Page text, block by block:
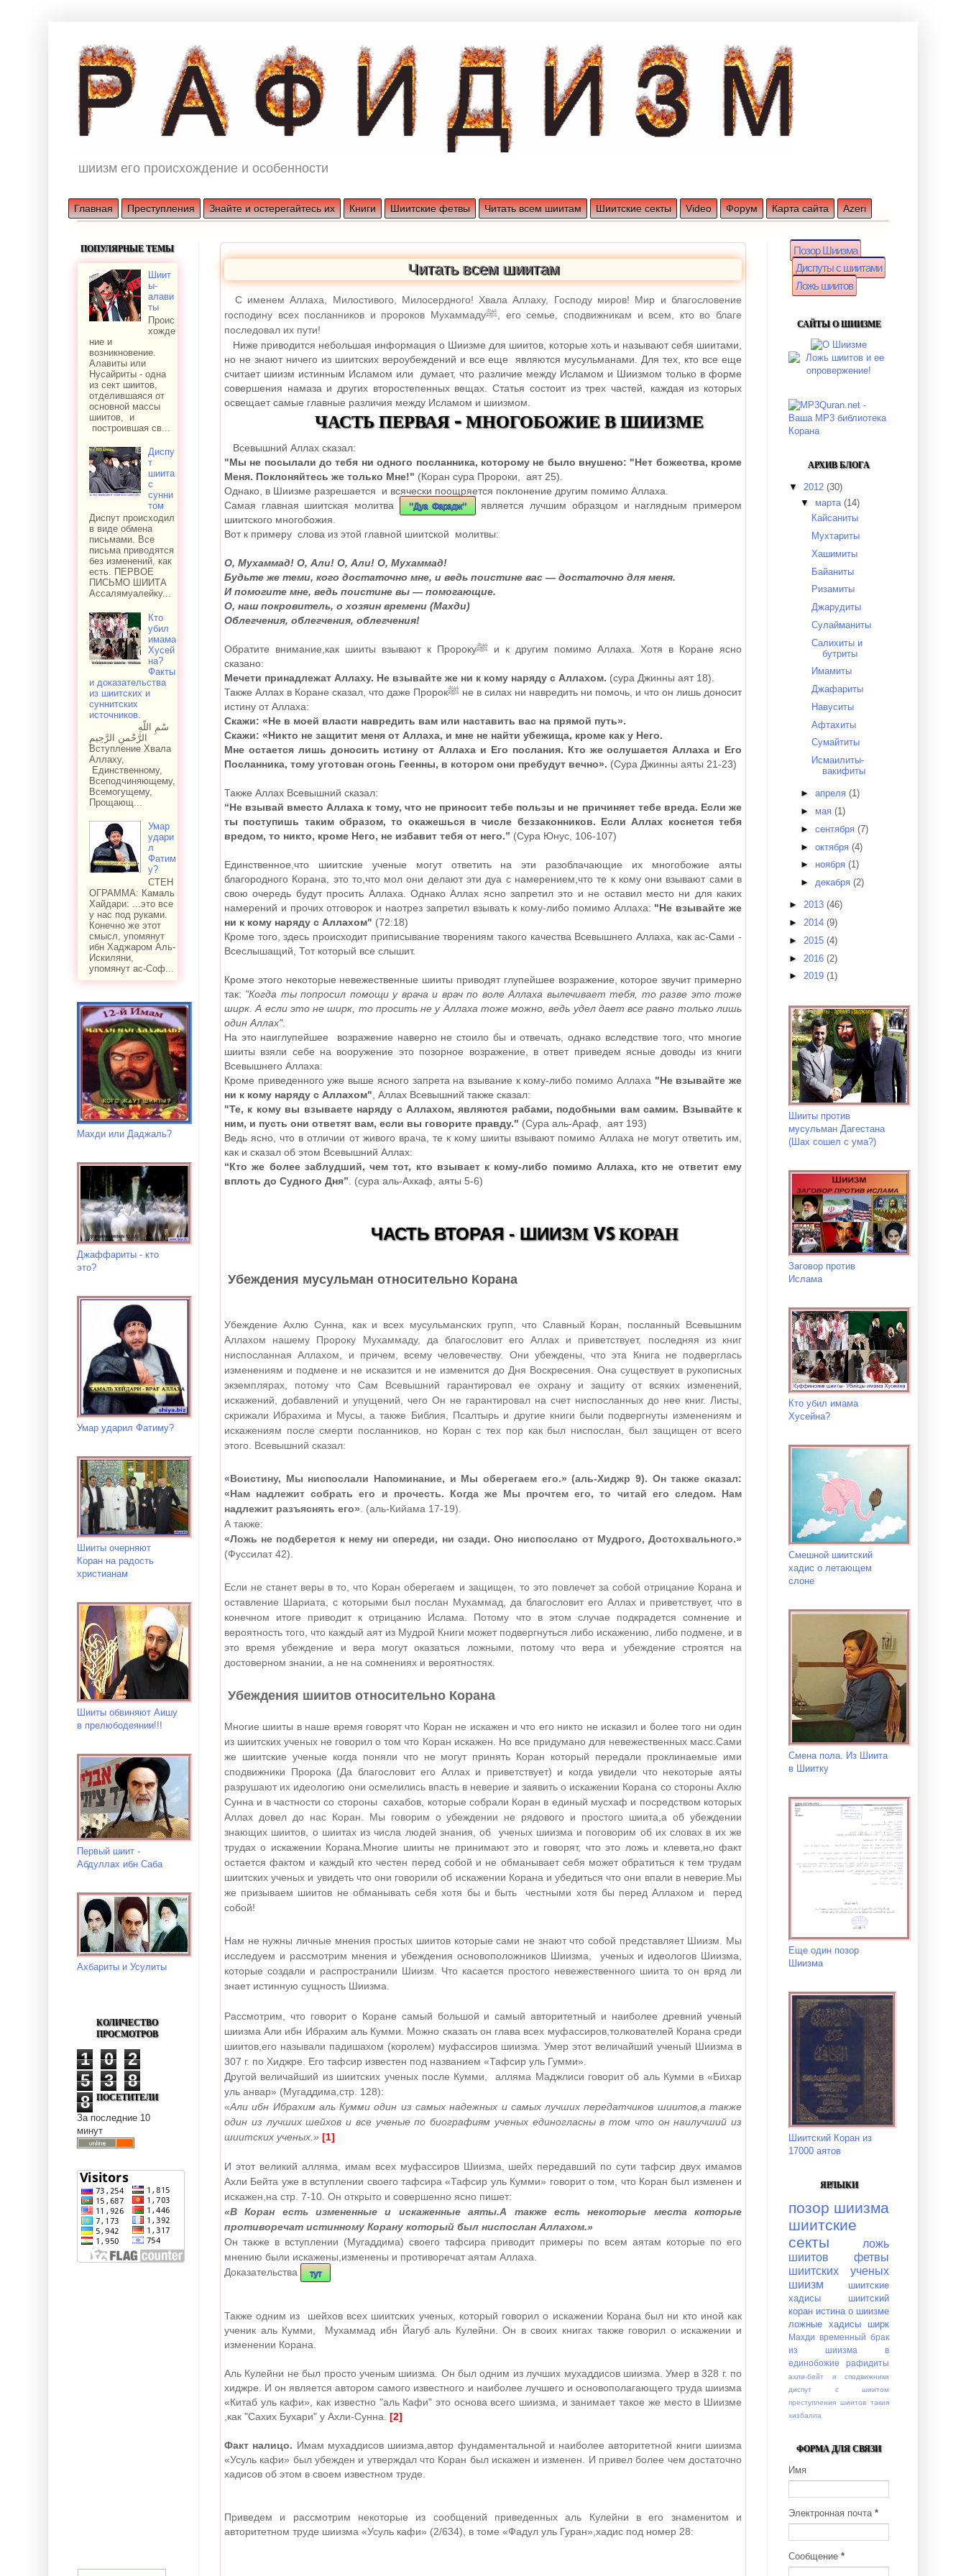
шиизм его происхождение и особенности
Главная Преступления Знайте и остерегайтесь их Книги Шиитские фетвы Читать всем шиитам Шиитские секты Video Форум Карта сайта Azeri
Читать всем шиитам
С именем Аллаха, Милостивого, Милосердного! Хвала Аллаху, Господу миров! Мир и благословение
господину всех посланников и пророков Мухаммадуﷺ , его семье, сподвижникам и всем, кто во благе
последовал их пути!
Ниже приводится небольшая информация о Шиизме для шиитов, которые хоть и называют себя шиитами,
но не знают ничего из шиитских вероубеждений и все еще являются мусульманами. Для тех, кто все еще
считает шиизм истинным Исламом или думает, что различие между Исламом и Шиизмом только в форме
совершения намаза и других второстепенных вещах. Статья состоит из трех частей, каждая из которых
освещает самые главные различия между Исламом и шиизмом.
ЧАСТЬ ПЕРВАЯ - МНОГОБОЖИЕ В ШИИЗМЕ
Всевышний Аллах сказал:
"Мы не посылали до тебя ни одного посланника, которому не было внушено: "Нет божества, кроме
Меня. Поклоняйтесь же только Мне!" (Коран сура Пророки, аят 25).
Однако, в Шиизме разрешается и всячески поощряется поклонение другим помимо Аллаха.
Самая главная шиитская молитва
"Дуа Фарадж"
является лучшим образцом и наглядным примером
шиитского многобожия.
Вот к примеру слова из этой главной шиитской молитвы:
О, Мухаммад! О, Али! О, Али! О, Мухаммад!
Будьте же теми, кого достаточно мне, и ведь поистине вас — достаточно для меня.
И помогите мне, ведь поистине вы — помогающие.
О, наш покровитель, о хозяин времени (Махди)
Облегчения, облегчения, облегчения!
Обратите внимание,как шииты взывают к Пророкуﷺ и к другим помимо Аллаха. Хотя в Коране ясно
сказано:
Мечети принадлежат Аллаху. Не взывайте же ни к кому наряду с Аллахом. (сура Джинны аят 18).
Также Аллах в Коране сказал, что даже Пророкﷺ не в силах ни навредить ни помочь, и что он лишь доносит
истину от Аллаха:
Скажи: «Не в моей власти навредить вам или наставить вас на прямой путь».
Скажи: «Никто не защитит меня от Аллаха, и мне не найти убежища, кроме как у Него.
Мне остается лишь доносить истину от Аллаха и Его послания. Кто же ослушается Аллаха и Его
Посланника, тому уготован огонь Геенны, в котором они пребудут вечно». (Сура Джинны аяты 21-23)
Также Аллах Всевышний сказал:
“Не взывай вместо Аллаха к тому, что не приносит тебе пользы и не причиняет тебе вреда. Если же
ты поступишь таким образом, то окажешься в числе беззаконников. Если Аллах коснется тебя
вредом, то никто, кроме Него, не избавит тебя от него.” (Сура Юнус, 106-107)
Единственное,что шиитские ученые могут ответить на эти разоблачающие их многобожие аяты
благородного Корана, это то,что мол они делают эти дуа с намерением,что те к кому они взывают сами в
свою очередь будут просить Аллаха. Однако Аллах ясно запретил это и не оставил место ни для каких
намерений и прочих отговорок и наотрез запретил взывать к кому-либо помимо Аллаха: "Не взывайте же
ни к кому наряду с Аллахом" (72:18)
Кроме того, здесь происходит приписывание творениям такого качества Всевышнего Аллаха, как ас-Сами -
Всеслышащий, Тот который все слышит.
Кроме этого некоторые невежественные шииты приводят глупейшее возражение, которое звучит примерно
так: "Когда ты попросил помощи у врача и врач по воле Аллаха вылечивает тебя, то разве это тоже
ширк. А если это не ширк, то просить не у Аллаха тоже можно, ведь удел дает все равно только лишь
один Аллах".
На это наиглупейшее возражение наверно не стоило бы и отвечать, однако вследствие того, что многие
шииты взяли себе на вооружение это позорное возражение, в ответ приведем ясные доводы из книги
Всевышнего Аллаха:
Кроме приведенного уже выше ясного запрета на взывание к кому-либо помимо Аллаха "Не взывайте же
ни к кому наряду с Аллахом" , Аллах Всевышний также сказал:
"Те, к кому вы взываете наряду с Аллахом, являются рабами, подобными вам самим. Взывайте к
ним, и пусть они ответят вам, если вы говорите правду." (Сура аль-Араф, аят 193)
Ведь ясно, что в отличии от живого врача, те к кому шииты взывают помимо Аллаха не могут ответить им,
как и сказал об этом Всевышний Аллах:
“Кто же более заблудший, чем тот, кто взывает к кому-либо помимо Аллаха, кто не ответит ему
вплоть до Судного Дня” . (сура аль-Ахкаф, аяты 5-6)
ЧАСТЬ ВТОРАЯ - ШИИЗМ VS КОРАН
Убеждения мусульман относительно Корана
Убеждение Ахлю Сунна, как и всех мусульманских групп, что Славный Коран, посланный Всевышним
Аллахом нашему Пророку Мухаммаду, да благословит его Аллах и приветствует, последняя из книг
ниспосланная Аллахом, и причем, всему человечеству. Они убеждены, что эта Книга не подверглась
изменениям и подмене и не исказится и не изменится до Дня Воскресения. Она существует в рукописных
экземплярах, потому что Сам Всевышний гарантировал ее охрану и защиту от всяких изменений,
искажений, добавлений и упущений, чего Он не гарантировал на счет ниспосланных до нее книг. Листы,
скрижали Ибрахима и Мусы, а также Библия, Псалтырь и другие книги были подвергнуты изменениям и
искажениям после смерти посланников, но Коран с тех пор как был ниспослан, был защищен от всего
этого. Всевышний сказал:
«Воистину, Мы ниспослали Напоминание, и Мы оберегаем его.» (аль-Хиджр 9). Он также сказал:
«Нам надлежит собрать его и прочесть. Когда же Мы прочтем его, то читай его следом. Нам
надлежит разъяснять его» . (аль-Кийама 17-19).
А также:
«Ложь не подберется к нему ни спереди, ни сзади. Оно ниспослано от Мудрого, Достохвального.»
(Фуссилат 42).
Если не станет веры в то, что Коран оберегаем и защищен, то это повлечет за собой отрицание Корана и
оставление Шариата, с которыми был послан Мухаммад, да благословит его Аллах и приветствует, что в
конечном итоге приводит к отрицанию Ислама. Потому что в этом случае подкрадется сомнение и
вероятность того, что каждый аят из Мудрой Книги может подвергнуться либо искажению, либо подмене, и в
это время убеждение и вера могут оказаться ложными, потому что вера и убеждение строятся на
достоверном знании, а не на сомнениях и вероятностях.
Убеждения шиитов относительно Корана
Многие шииты в наше время говорят что Коран не искажен и что его никто не исказил и более того ни один
из шиитских ученых не говорил о том что Коран искажен. Но все придумано для невежественных масс.Сами
же шиитские ученые когда поняли что не могут принять Коран который передали проклинаемые ими
сподвижники Пророка (Да благословит его Аллах и приветствует) и когда увидели что некоторые аяты
разрушают их идеологию они осмелились впасть в неверие и заявить о искажении Корана со стороны Ахлю
Сунна и в частности со стороны сахабов, которые собрали Коран в единый мусхаф и посредством которых
Аллах довел до нас Коран. Мы говорим о убеждении не рядового и простого шиита,а об убеждении
знающих шиитов, о шиитах из числа людей знания, об ученых шиизма и поговорим об их словах в их же
трудах о искажении Корана.Многие шииты не принимают это и говорят, что это ложь и клевета,но факт
остается фактом и каждый кто честен перед собой и не обманывает себя может обратиться к тем трудам
шиитских ученых и увидеть что они говорили об искажении Корана и убедиться что они впали в неверие.Мы
же призываем шиитов не обманывать себя хотя бы и быть честными хотя бы перед Аллахом и перед
собой!
Нам не нужны личные мнения простых шиитов которые сами не знают что собой представляет Шиизм. Мы
исследуем и рассмотрим мнения и убеждения основоположников Шиизма, ученых и идеологов Шиизма,
которые создали и распространили Шиизм. Что касается простого невежественного шиита то он вряд ли
знает истинную сущность Шиизма.
Рассмотрим, что говорит о Коране самый большой и самый авторитетный и наиболее древний ученый
шиизмаАли ибн Ибрахим аль Кумми . Можно сказать он глава всех муфассиров,толкователей Корана среди
шиитов,его называли падишахом (королем) муфассиров шиизма. Умер этот величайший ученый Шиизма в
307 г. по Хиджре. Его тафсир известен под названием «Тафсир уль Гумми».
Другой величайший из шиитских ученых после Кумми, алляма Маджлиси говорит об аль Кумми в «Бихар
уль анвар» (Мугаддима,стр. 128):
«Али ибн Ибрахим аль Кумми один из самых надежных и самых лучших передатчиков шиитов,а также
один из лучших шейхов и все ученые по биографиям ученых единогласны в том что он наилучший из
шиитских ученых.» [1]
И этот великий алляма, имам всех муфассиров Шиизма, шейх передавший по сути тафсир двух имамов
Ахли Бейта уже в вступлении своего тафсира «Тафсир уль Кумми» говорит о том, что Коран был изменен и
искажен,на стр. 7-10. Он открыто и совершенно ясно пишет:
«В Коран есть измененные и искаженные аяты.А также есть некоторые места которые
противоречат истинному Корану который был ниспослан Аллахом.»
Он также в вступлении (Мугаддима) своего тафсира приводит примеры по всем аятам которые по его
мнению были искажены,изменены и противоречат аятам Аллаха.
Доказательства
тут
Также одним из шейхов всех шиитских ученых, который говорил о искажении Корана был ни кто иной как
ученик аль Кумми, Мухаммад ибн Йагуб аль Кулейни. Он в своих книгах также говорил о искажении и
изменении Корана.
Аль Кулейни не был просто ученым шиизма. Он был одним из лучших мухаддисов шиизма. Умер в 328 г. по
хиджре. И он является автором самого известного и наиболее лучшего и основополагающего труда шиизма
«Китаб уль кафи», как известно "аль Кафи" это основа всего шиизма, и занимает такое же место в Шиизме
,как "Сахих Бухари" у Ахли-Сунна. [2]
Факт налицо. Имам мухаддисов шиизма,автор фундаментальной и наиболее авторитетной книги шиизма
«Усуль кафи» был убежден и утверждал что Коран был искажен и изменен. И привел более чем достаточно
хадисов об этом в своем известном труде.
Приведем и рассмотрим некоторые из сообщений приведенных аль Кулейни в его знаменитом и
авторитетном труде шиизма «Усуль кафи» (2/634), в томе «Фадул уль Гуран»,хадис под номер 28:
ПОПУЛЯРНЫЕ ТЕМЫ
Шиит
ы-
алави
ты
Проис
хожде
ние и
возникновение.
Алавиты или
Нусайриты - одна
из сект шиитов,
отделившаяся от
основной массы
шиитов, и
построившая св...
Диспу
т
шиита
с
сунни
том
Диспут происходил
в виде обмена
письмами. Все
письма приводятся
без изменений, как
есть. ПЕРВОЕ
ПИСЬМО ШИИТА
Ассалямуалейку...
Кто
убил
имама
Хусей
на?
Факты
и доказательства
из шиитских и
суннитских
источников.
الرَّحْمنِ الرَّحِيمِ
Вступление Хвала
Аллаху,
Единственному,
Всеподчиняющему,
Всемогущему,
Прощающ...
Умар
удари
л
Фатим
у?
СТЕН
ОГРАММА: Камаль
Хайдари: ...это все
у нас под руками.
Конечно же этот
смысл, упомянут
ибн Хаджаром Аль-
Искиляни,
упомянут ас-Соф...
Махди или Даджаль?
Джаффариты - кто
это?
Умар ударил Фатиму?
Шииты очерняют
Коран на радость
христианам
Шииты обвиняют Аишу
в прелюбодеянии!!!
Первый шиит -
Абдуллах ибн Саба
Ахбариты и Усулиты
КОЛИЧЕСТВО
ПРОСМОТРОВ
1 0
2
5
3
8
8
ПОСЕТИТЕЛИ
За последние 10
минут
Позор Шиизма
Диспуты с шиитами
Ложь шиитов
САЙТЫ О ШИИЗМЕ
АРХИВ БЛОГА
▼ 2012 (30)
▼ марта (14)
Кайсаниты
Мухтариты
Хашимиты
Байаниты
Ризамиты
Джарудиты
Сулайманиты
Салихиты и
бутриты
Имамиты
Джафариты
Навуситы
Афтахиты
Сумайтиты
Исмаилиты-
вакифиты
► апреля (1)
► мая (1)
► сентября (7)
► октября (4)
► ноября (1)
► декабря (2)
► 2013 (46)
► 2014 (9)
► 2015 (4)
► 2016 (2)
► 2019 (1)
Шииты против
мусульман Дагестана
(Шах сошел с ума?)
Заговор против
Ислама
Кто убил имама
Хусейна?
Смешной шиитский
хадис о летающем
слоне
Смена пола. Из Шиита
в Шиитку
Еще один позор
Шиизма
Шиитский Коран из
17000 аятов
ЯРЛЫКИ
позор шиизма
шиитские
секты
ложь
шиитов
фетвы
шиитских ученых
шиизм
шиитские
хадисы
шиитский
коран истина о шиизме
ложные хадисы
ширк
Махди временный брак
из шиизма в
единобожие
рафидиты
ахли-бейт и сподвижники
диспут с шиитом
преступления шиитов такия
хизбалла
ФОРМА ДЛЯ СВЯЗИ
Имя
Электронная почта *
Сообщение *